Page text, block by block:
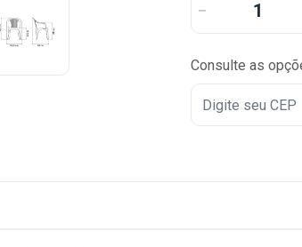
Consulte as